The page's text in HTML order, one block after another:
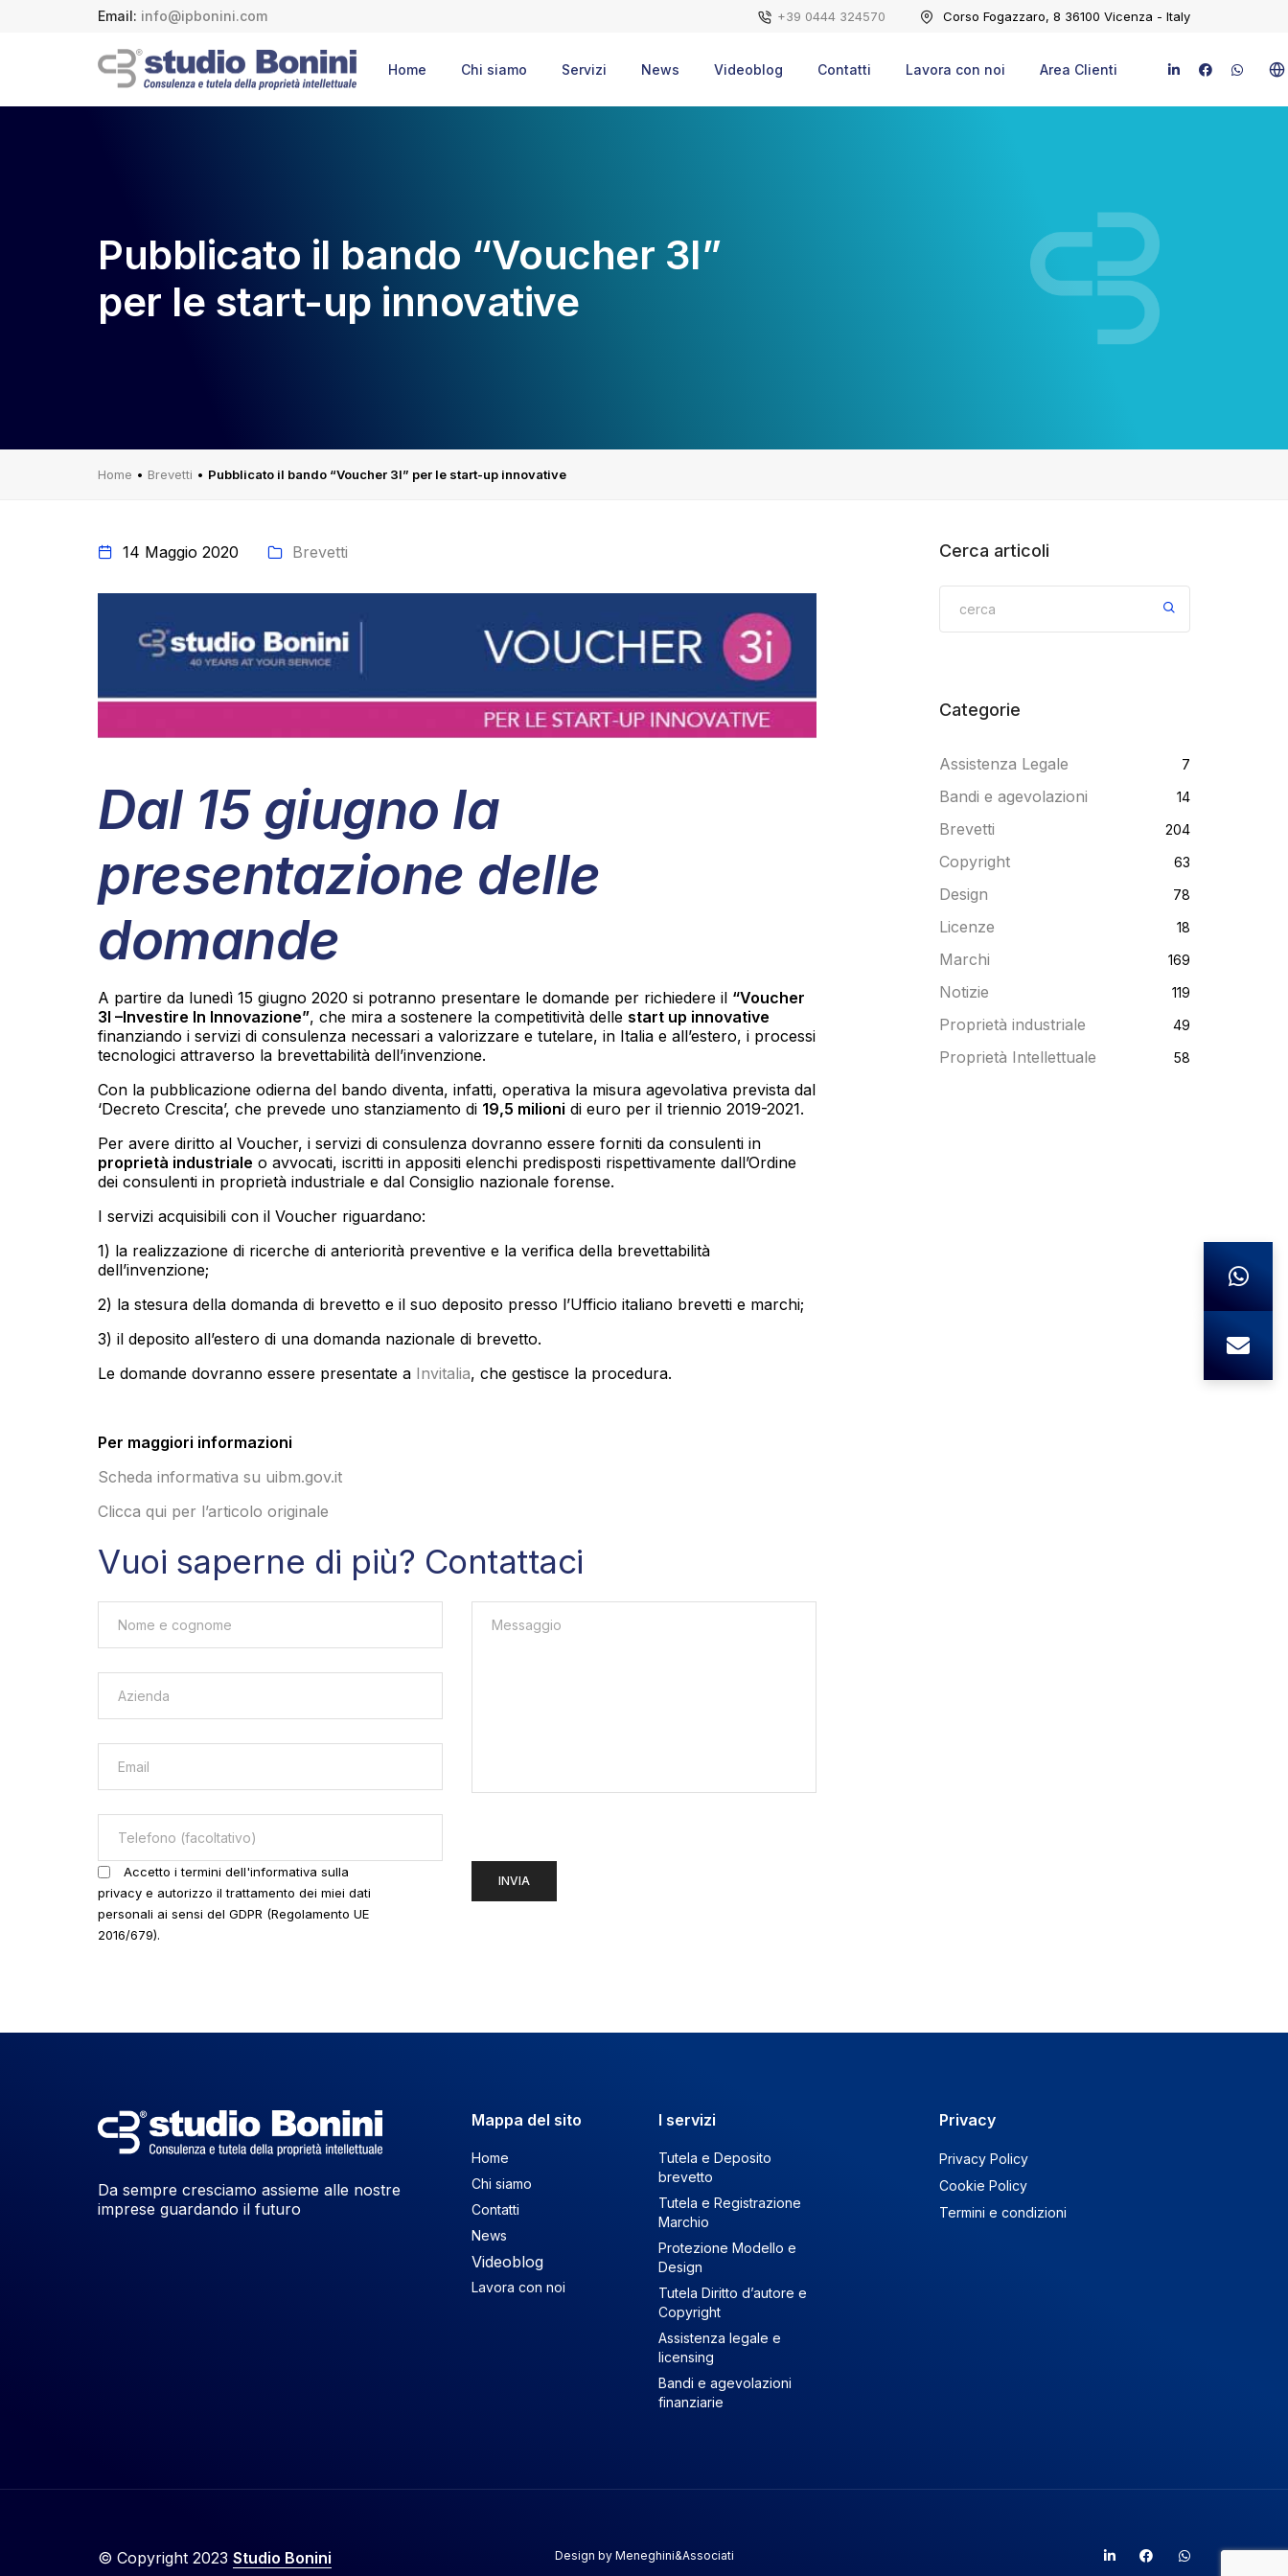
Email: info@ipbonini.com +39 0444 324570 Corso Fogazzaro, 8 36100 Vicenza - Italy
Home Chi siamo Servizi News Videoblog Contatti Lavora con noi Area Clienti
Pubblicato il bando “Voucher 3I”
per le start-up innovative
Home • Brevetti • Pubblicato il bando “Voucher 3I” per le start-up innovative
14 Maggio 2020 Brevetti
Dal 15 giugno la
presentazione delle
domande
A partire da lunedì 15 giugno 2020 si potranno presentare le domande per richiedere il “Voucher
3I –Investire In Innovazione”, che mira a sostenere la competitività delle start up innovative
finanziando i servizi di consulenza necessari a valorizzare e tutelare, in Italia e all’estero, i processi
tecnologici attraverso la brevettabilità dell’invenzione.
Con la pubblicazione odierna del bando diventa, infatti, operativa la misura agevolativa prevista dal
‘Decreto Crescita’, che prevede uno stanziamento di 19,5 milioni di euro per il triennio 2019-2021.
Per avere diritto al Voucher, i servizi di consulenza dovranno essere forniti da consulenti in
proprietà industriale o avvocati, iscritti in appositi elenchi predisposti rispettivamente dall’Ordine
dei consulenti in proprietà industriale e dal Consiglio nazionale forense.
I servizi acquisibili con il Voucher riguardano:
1) la realizzazione di ricerche di anteriorità preventive e la verifica della brevettabilità
dell’invenzione;
2) la stesura della domanda di brevetto e il suo deposito presso l’Ufficio italiano brevetti e marchi;
3) il deposito all’estero di una domanda nazionale di brevetto.
Le domande dovranno essere presentate a Invitalia, che gestisce la procedura.
Per maggiori informazioni
Scheda informativa su uibm.gov.it
Clicca qui per l’articolo originale
Vuoi saperne di più? Contattaci
Accetto i termini dell'informativa sulla
privacy e autorizzo il trattamento dei miei dati
personali ai sensi del GDPR (Regolamento UE
2016/679).
Cerca articoli
Categorie
Assistenza Legale 7
Bandi e agevolazioni 14
Brevetti 204
Copyright 63
Design 78
Licenze 18
Marchi 169
Notizie 119
Proprietà industriale 49
Proprietà Intellettuale 58
Da sempre cresciamo assieme alle nostre
imprese guardando il futuro
Mappa del sito
Home
Chi siamo
Contatti
News
Videoblog
Lavora con noi
I servizi
Tutela e Deposito
brevetto
Tutela e Registrazione
Marchio
Protezione Modello e
Design
Tutela Diritto d’autore e
Copyright
Assistenza legale e
licensing
Bandi e agevolazioni
finanziarie
Privacy
Privacy Policy
Cookie Policy
Termini e condizioni
© Copyright 2023 Studio Bonini Design by Meneghini&Associati